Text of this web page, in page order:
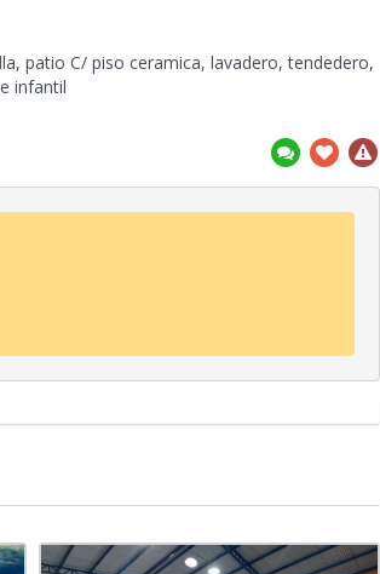
patio C/ piso ceramica, lavadero, tendedero,
infantil